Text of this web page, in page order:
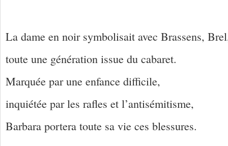
La dame en noir symbolisait avec Brassens,
toute une génération issue du cabaret.
Marquée par une enfance difficile,
inquiétée par les rafles et l’antisémitisme,
Barbara portera toute sa vie ces blessures.